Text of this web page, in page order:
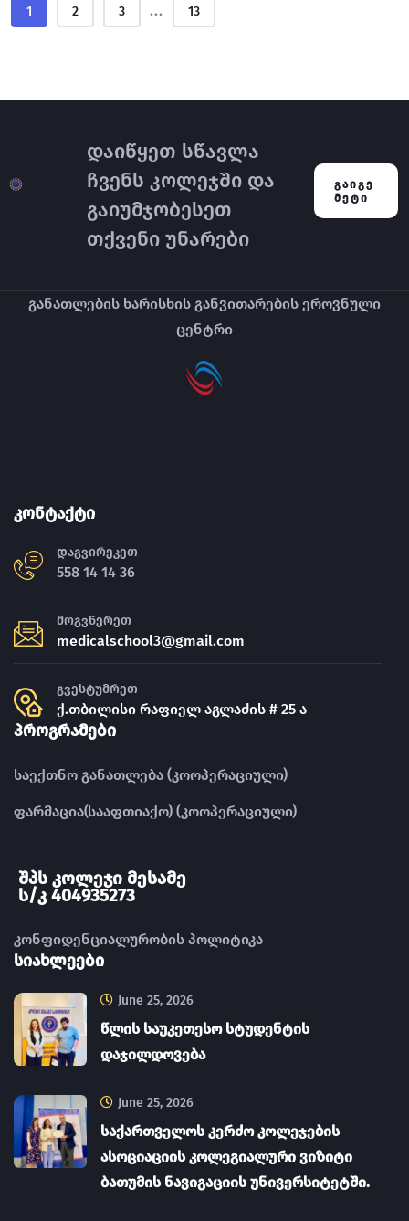
1 2 3 ... 13
დაიწყეთ სწავლა
ჩვენს კოლეჯში და
გაიუმჯობესეთ
თქვენი უნარები
ᲒᲐᲘᲒᲔ
ᲛᲔᲢᲘ
განათლების ხარისხის განვითარების ეროვნული
ცენტრი
კონტაქტი
დაგვირეკეთ
558 14 14 36
მოგვწერეთ
medicalschool3@gmail.com
გვესტუმრეთ
ქ.თბილისი რაფიელ აგლაძის # 25 ა
პროგრამები
საექთნო განათლება (კოოპერაციული)
ფარმაცია(სააფთიაქო) (კოოპერაციული)
შპს კოლეჯი მესამე
ს/კ 404935273
კონფიდენციალურობის პოლიტიკა
სიახლეები
June 25, 2026
წლის საუკეთესო სტუდენტის
დაჯილდოვება
June 25, 2026
საქართველოს კერძო კოლეჯების
ასოციაციის კოლეგიალური ვიზიტი
ბათუმის ნავიგაციის უნივერსიტეტში.